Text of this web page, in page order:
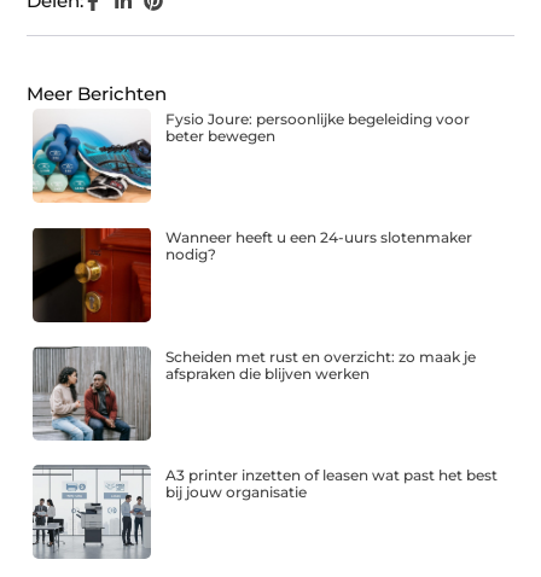
Meer Berichten
Fysio Joure: persoonlijke begeleiding voor
beter bewegen
Wanneer heeft u een 24-uurs slotenmaker
nodig?
Scheiden met rust en overzicht: zo maak je
afspraken die blijven werken
A3 printer inzetten of leasen wat past het best
bij jouw organisatie